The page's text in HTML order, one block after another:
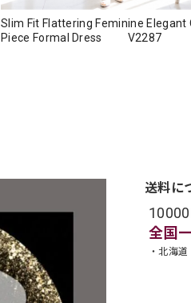
Slim Fit Flattering Feminine Elegant
Piece Formal Dress V2287
送料に
全国
・北海